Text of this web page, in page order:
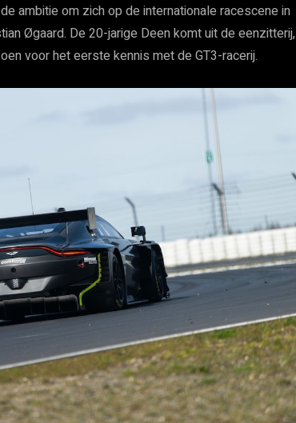
ambitie om zich op de internationale racescene in
Øgaard. De 20-jarige Deen komt uit de eenzitterij,
voor het eerste kennis met de GT3-racerij.